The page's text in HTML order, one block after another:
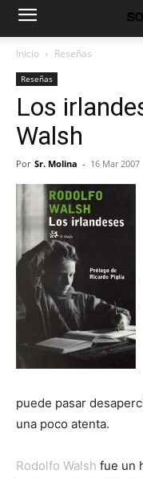
Inicio Reseñas
Reseñas
Los
Walsh
Por Sr. Molina - 16 Mar 2007
puede pasar
una poco atenta.
Rodolfo Walsh fue un